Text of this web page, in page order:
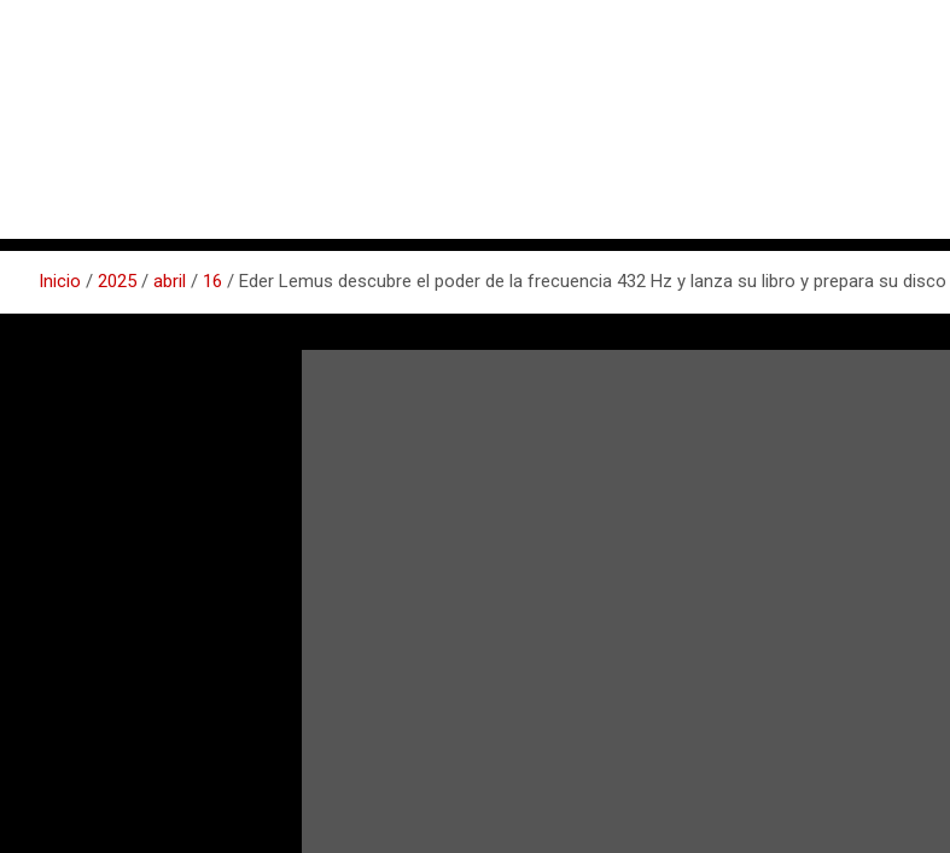
Inicio 2025 abril 16 Eder Lemus descubre el poder de la frecuencia 432 Hz y lanza su libro y prepara su disco